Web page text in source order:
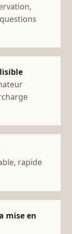
rapide
mise en